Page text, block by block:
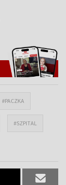
#PACZKA
#SZPITAL